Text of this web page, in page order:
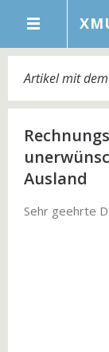
Artikel mit
Ausland
Sehr geehrte